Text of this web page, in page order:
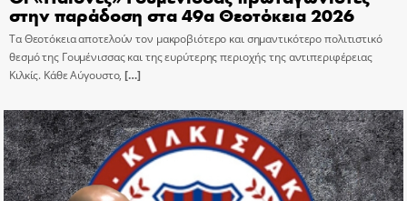
στην παράδοση στα 49α Θεοτόκεια 2026
Τα Θεοτόκεια αποτελούν τον μακροβιότερο και σημαντικότερο πολιτιστικό
θεσμό της Γουμένισσας και της ευρύτερης περιοχής της αντιπεριφέρειας
Κιλκίς. Κάθε Αύγουστο, […]